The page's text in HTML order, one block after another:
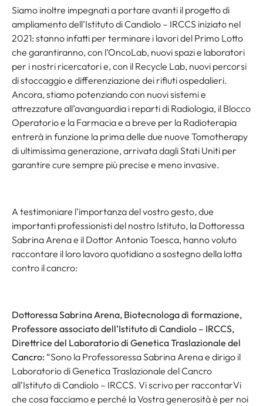
Siamo inoltre impegnati a portare avanti il progetto di
ampliamento dell’Istituto di Candiolo – IRCCS iniziato nel
2021: stanno infatti per terminare i lavori del Primo Lotto
che garantiranno, con l’OncoLab, nuovi spazi e laboratori
per i nostri ricercatori e, con il Recycle Lab, nuovi percorsi
di stoccaggio e differenziazione dei rifiuti ospedalieri.
Ancora, stiamo potenziando con nuovi sistemi e
attrezzature all’avanguardia i reparti di Radiologia, il Blocco
Operatorio e la Farmacia e a breve per la Radioterapia
entrerà in funzione la prima delle due nuove Tomotherapy
di ultimissima generazione, arrivata dagli Stati Uniti per
garantire cure sempre più precise e meno invasive.
A testimoniare l’importanza del vostro gesto, due
importanti professionisti del nostro Istituto, la Dottoressa
Sabrina Arena e il Dottor Antonio Toesca, hanno voluto
raccontare il loro lavoro quotidiano a sostegno della lotta
contro il cancro:
Dottoressa Sabrina Arena, Biotecnologa di formazione,
Professore associato dell’Istituto di Candiolo – IRCCS,
Direttrice del Laboratorio di Genetica Traslazionale del
Cancro: “Sono la Professoressa Sabrina Arena e dirigo il
Laboratorio di Genetica Traslazionale del Cancro
all’Istituto di Candiolo – IRCCS. Vi scrivo per raccontarVi
che cosa facciamo e perché la Vostra generosità è per noi